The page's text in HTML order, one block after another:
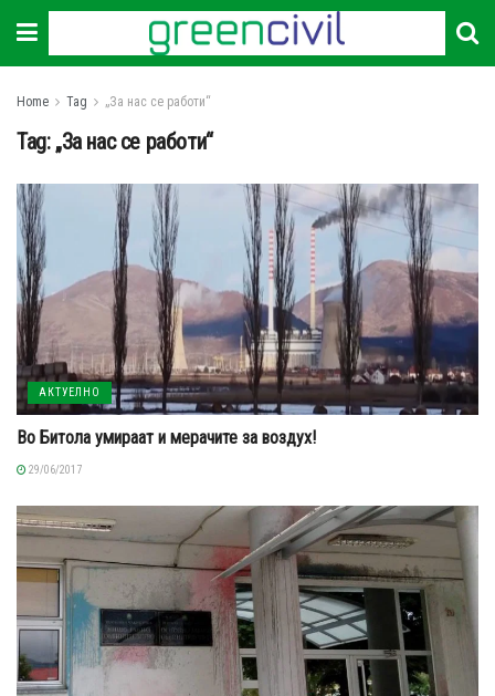
Home Tag „За нас се работи“
Tag: „За нас се работи“
АКТУЕЛНО
Во Битола умираат и мерачите за воздух!
29/06/2017